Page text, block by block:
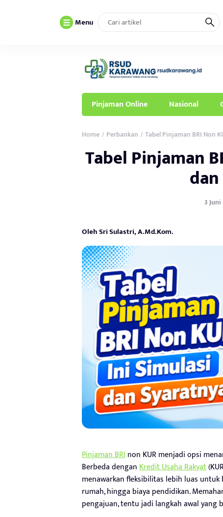
Menu
Pinjaman Online Nasional
Home / Perbankan / Tabel Pinjaman BRI Non
Tabel Pinjaman
3 Juni
Oleh Sri Sulastri, A.Md.Kom.
Pinjaman BRInon KUR menjadi opsi
Berbeda denganKredit Usaha Rakyat
menawarkan fleksibilitas lebih luas
rumah, hingga biaya pendidikan.
pengajuan, tentu jadi langkah awal yang